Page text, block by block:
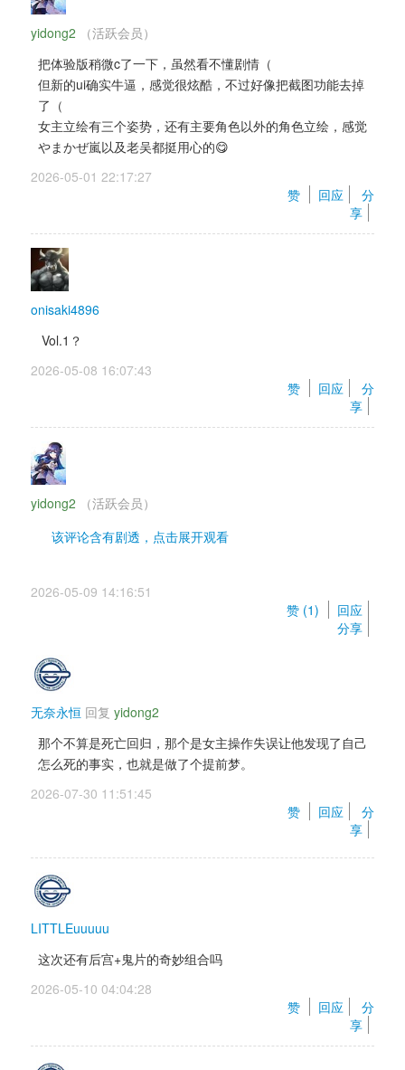
yidong2
（活跃会员）
把体验版稍微c了一下，虽然看不懂剧情（
但新的ui确实牛逼，感觉很炫酷，不过好像把截图功能去掉
了（
女主立绘有三个姿势，还有主要角色以外的角色立绘，感觉
やまかぜ嵐以及老吴都挺用心的😋
2026-05-01 22:17:27
赞
回应
分
享
onisaki4896
Vol.1？
2026-05-08 16:07:43
赞
回应
分
享
yidong2
（活跃会员）
该评论含有剧透，点击展开观看
比我想象的要有意思，这就是老吴认真的功力吗（害
住。因为女主的操作失误导致男主死了一次，后面死
归了一次，然后活过来，在男主与女朋友的斗智斗勇
（可能）以及亡灵的帮助（主力）下解决了危机，也
力，还有立绘。但是真退场也挺正常的（笑）
在之后就是交代女主为什么要跟男主住在一起，然后
学生妹也跑来跟男主住，揭露了作品的主线伏笔——
友的，结果女主是别人（
本身算是那种新手傻白甜加色欲狂的塑造吧，还有点
吃货属性。跟男主做了一次之后就压不住欲望了
（雾），本身感觉还是像那些萌拔作一样，因为做爱
华吧
带着熊挂饰的学生妹，这个角色属于是两面派。但是
剧情一开始就明摆着告诉你是这样的人，不过还是不
类的？
2026-05-09 14:16:51
赞 (1)
回应
分享
无奈永恒 回复 yidong2
那个不算是死亡回归，那个是女主操作失误让他发现了自己
怎么死的事实，也就是做了个提前梦。
2026-07-30 11:51:45
赞
回应
分
享
LITTLEuuuuu
这次还有后宫+鬼片的奇妙组合吗
2026-05-10 04:04:28
赞
回应
分
享